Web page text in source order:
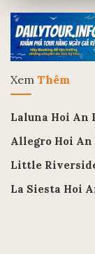
Xem Thêm
Laluna Hoi An
Allegro Hoi An
Little
La Siesta Hoi